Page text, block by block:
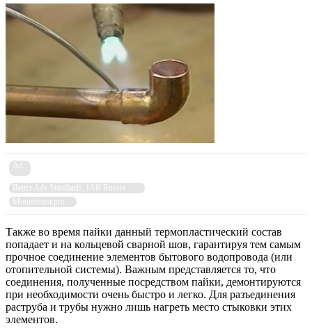
Ad
Better Ads Standards, IAB Russia
Monetizator.pro
Также во время пайки данный термопластический состав
попадает и на кольцевой сварной шов, гарантируя тем самым
прочное соединение элементов бытового водопровода (или
отопительной системы). Важным представляется то, что
соединения, полученные посредством пайки, демонтируются
при необходимости очень быстро и легко. Для разъединения
раструба и трубы нужно лишь нагреть место стыковки этих
элементов.